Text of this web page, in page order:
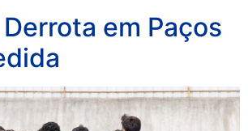
em Paços